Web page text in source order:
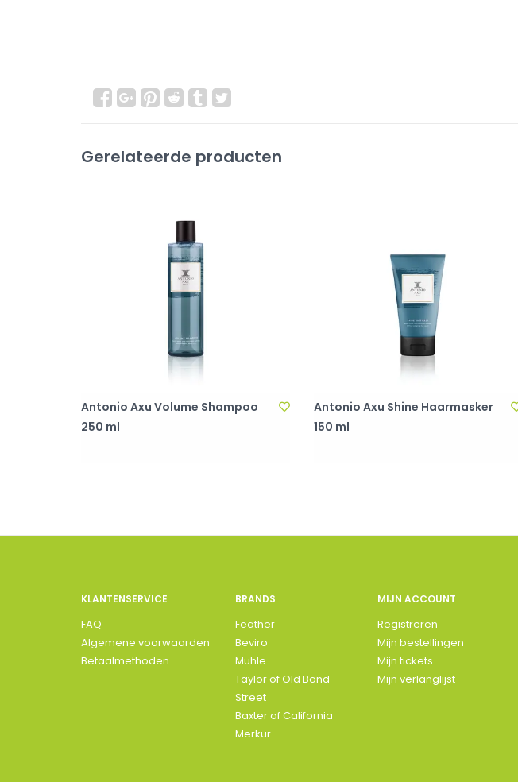
Gerelateerde producten
Antonio Axu Volume Shampoo
250 ml
Antonio Axu Shine Haarmasker
150 ml
KLANTENSERVICE
FAQ
Algemene voorwaarden
Betaalmethoden
BRANDS
Feather
Beviro
Muhle
Taylor of Old Bond
Street
Baxter of California
Merkur
MIJN ACCOUNT
Registreren
Mijn bestellingen
Mijn tickets
Mijn verlanglijst